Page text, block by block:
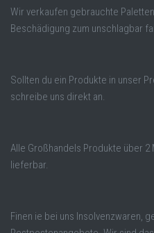
Wir verkaufen gebrauchte
Beschädigung zum unschlagbar
Sollten du ein Produkte in unser
schreibe uns direkt an.
Alle Großhandels Produkte über
lieferbar.
Finen ie bei uns Insolvenzwaren,